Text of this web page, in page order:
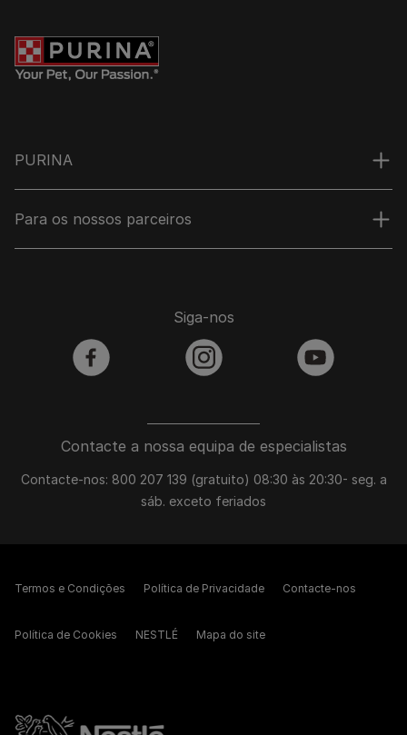
PURINA
Para os nossos parceiros
Contacte a nossa equipa de especialistas
Contacte-nos: 800 207 139 (gratuito) 08:30 às 20:30- seg. a
sáb. exceto feriados
Siga-nos
facebook instagram youtube
Termos e Condições Política de Privacidade Contacte-nos
Política de Cookies NESTLÉ Mapa do site